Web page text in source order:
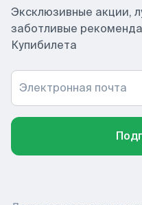
Эксклюзивные акции,
заботливые
Купибилета
Электронная почта